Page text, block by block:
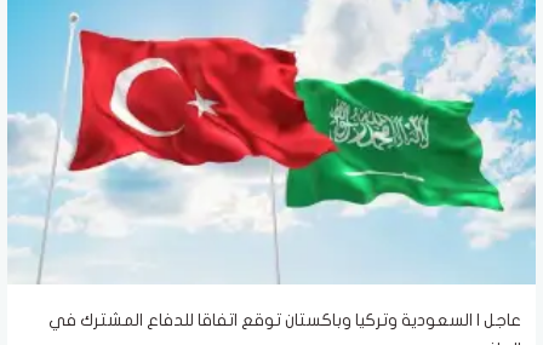
عاجل | السعودية وتركيا وباكستان توقع اتفاقا للدفاع المشترك في